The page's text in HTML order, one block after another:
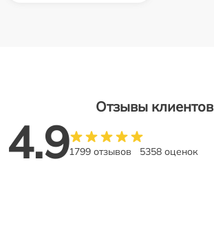
Отзывы клиентов
4.91799 отзывов 5358 оценок